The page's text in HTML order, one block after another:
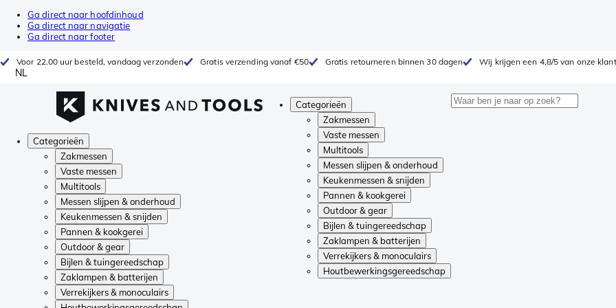
Ga direct naar hoofdinhoud
Ga direct naar navigatie
Ga direct naar footer
Voor 22.00 uur besteld, vandaag verzonden Gratis verzending vanaf €50 Gratis retourneren binnen 30 dagen Wij krijgen een 4,8/5 van onze
NL
Categorieën
Zakmessen
Vaste messen
Multitools
Messen slijpen & onderhoud
Keukenmessen & snijden
Pannen & kookgerei
Outdoor & gear
Bijlen & tuingereedschap
Zaklampen & batterijen
Verrekijkers & monoculairs
Houtbewerkingsgereedschap
Categorieën
Zakmessen
Vaste messen
Multitools
Messen slijpen & onderhoud
Keukenmessen & snijden
Pannen & kookgerei
Outdoor & gear
Bijlen & tuingereedschap
Zaklampen & batterijen
Verrekijkers & monoculairs